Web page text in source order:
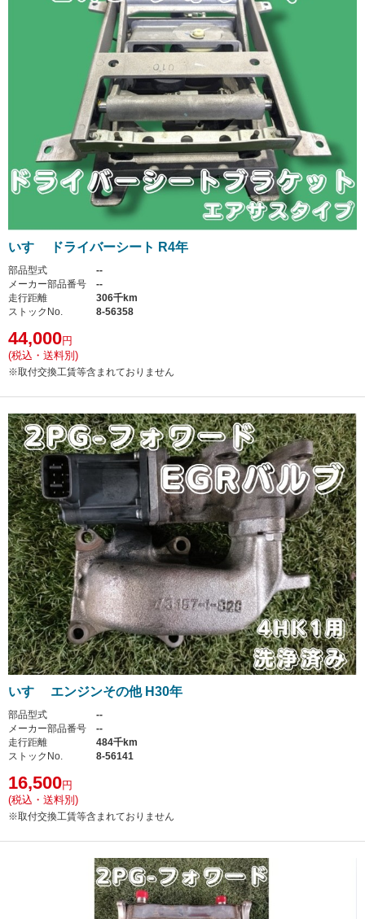
いすゞ ドライバーシート R4年
部品型式
--
メーカー部品番号
--
走行距離
306千km
ストックNo.
8-56358
44,000円
(税込・送料別)
※取付交換工賃等含まれておりません
いすゞ エンジンその他 H30年
部品型式
--
メーカー部品番号
--
走行距離
484千km
ストックNo.
8-56141
16,500円
(税込・送料別)
※取付交換工賃等含まれておりません